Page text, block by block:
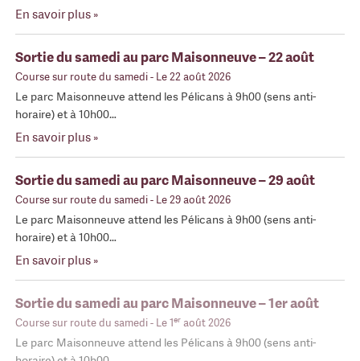
En savoir plus »
Sortie du samedi au parc Maisonneuve – 22 août
Course sur route du samedi- Le 22 août 2026
Le parc Maisonneuve attend les Pélicans à 9h00 (sens anti-
horaire) et à 10h00…
En savoir plus »
Sortie du samedi au parc Maisonneuve – 29 août
Course sur route du samedi- Le 29 août 2026
Le parc Maisonneuve attend les Pélicans à 9h00 (sens anti-
horaire) et à 10h00…
En savoir plus »
Sortie du samedi au parc Maisonneuve – 1er août
Course sur route du samedi- Le 1eraoût 2026
Le parc Maisonneuve attend les Pélicans à 9h00 (sens anti-